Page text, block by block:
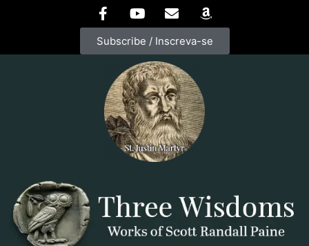
Subscribe / Inscreva-se